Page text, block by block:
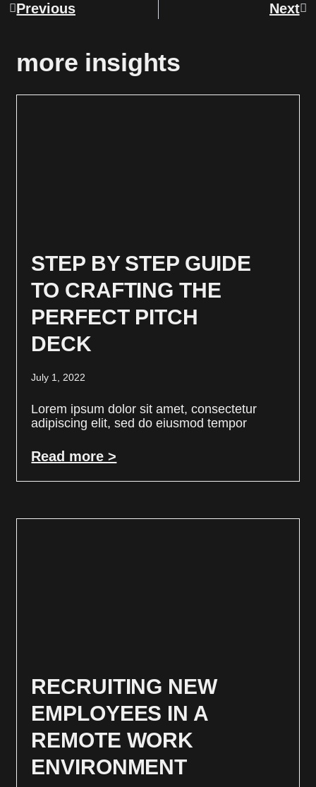
Previous Next
more insights
STEP BY STEP GUIDE
TO CRAFTING THE
PERFECT PITCH
DECK
July 1, 2022
Lorem ipsum dolor sit amet, consectetur
adipiscing elit, sed do eiusmod tempor
Read more >
RECRUITING NEW
EMPLOYEES IN A
REMOTE WORK
ENVIRONMENT